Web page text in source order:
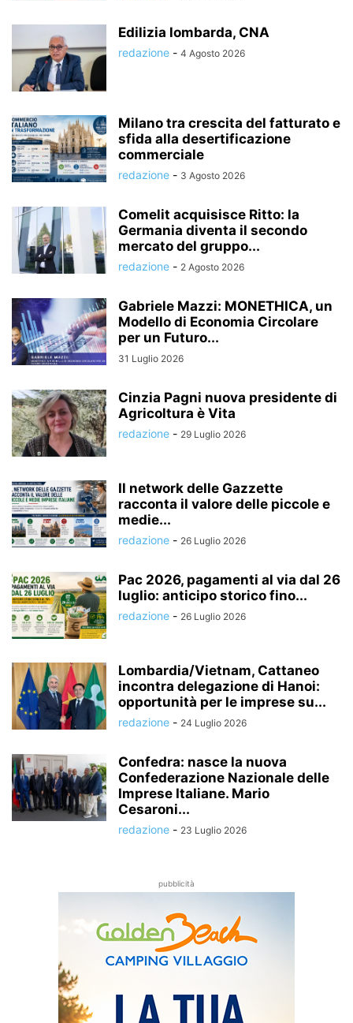
Edilizia lombarda, CNA
redazione - 4 Agosto 2026
Milano tra crescita del fatturato e
sfida alla desertificazione
commerciale
redazione - 3 Agosto 2026
Comelit acquisisce Ritto: la
Germania diventa il secondo
mercato del gruppo...
redazione - 2 Agosto 2026
Gabriele Mazzi: MONETHICA, un
Modello di Economia Circolare
per un Futuro...
31 Luglio 2026
Cinzia Pagni nuova presidente di
Agricoltura è Vita
redazione - 29 Luglio 2026
Il network delle Gazzette
racconta il valore delle piccole e
medie...
redazione - 26 Luglio 2026
Pac 2026, pagamenti al via dal 26
luglio: anticipo storico fino...
redazione - 26 Luglio 2026
Lombardia/Vietnam, Cattaneo
incontra delegazione di Hanoi:
opportunità per le imprese su...
redazione - 24 Luglio 2026
Confedra: nasce la nuova
Confederazione Nazionale delle
Imprese Italiane. Mario
Cesaroni...
redazione - 23 Luglio 2026
pubblicità